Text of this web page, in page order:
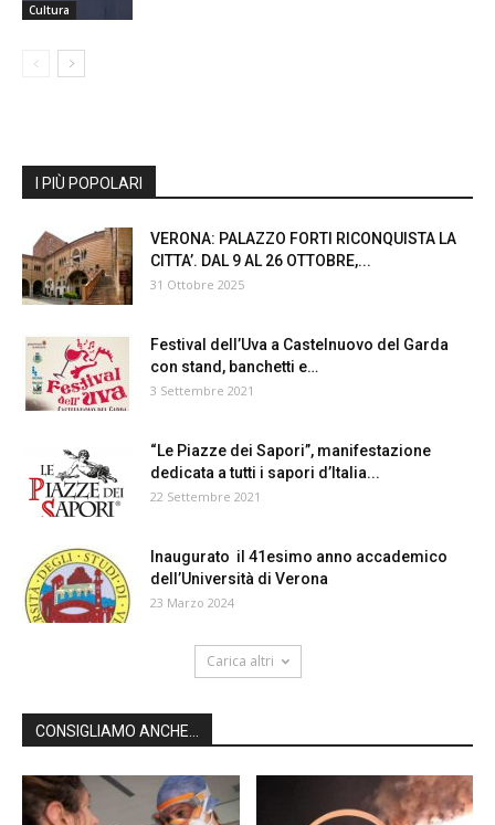
Cultura
I PIÙ POPOLARI
VERONA: PALAZZO FORTI RICONQUISTA LA
CITTA’. DAL 9 AL 26 OTTOBRE,...
31 Ottobre 2025
Festival dell’Uva a Castelnuovo del Garda
con stand, banchetti e…
3 Settembre 2021
“Le Piazze dei Sapori”, manifestazione
dedicata a tutti i sapori d’Italia...
22 Settembre 2021
Inaugurato il 41esimo anno accademico
dell’Università di Verona
23 Marzo 2024
Carica altri
CONSIGLIAMO ANCHE...